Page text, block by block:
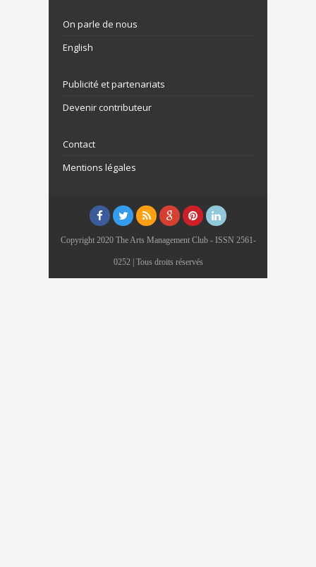
On parle de nous
English
Publicité et partenariats
Devenir contributeur
Contact
Mentions légales
Copyright 2020 The Arts Management Club - ISSN 2561-
0252 | Tous droits réservés